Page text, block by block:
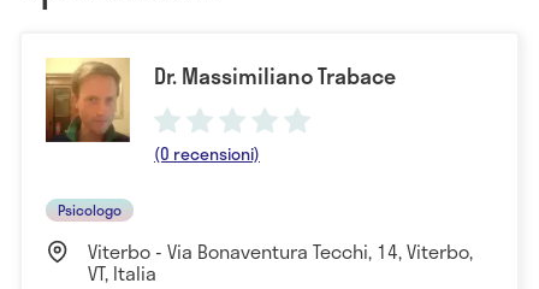
Dr. Massimiliano Trabace
(0 recensioni)
Psicologo
Viterbo - Via Bonaventura Tecchi, 14, Viterbo,
VT, Italia